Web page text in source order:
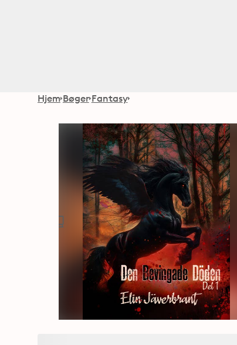
Hjem Bøger Fantasy